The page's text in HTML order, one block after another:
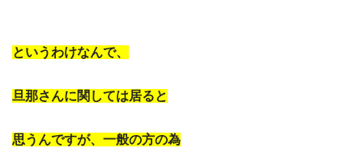
というわけなんで、
旦那さんに関しては居ると
思うんですが、一般の方の為